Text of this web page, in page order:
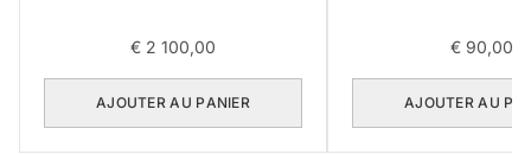
€ 2 100,00
AJOUTER AU PANIER
€90,00
AJOUTER AU